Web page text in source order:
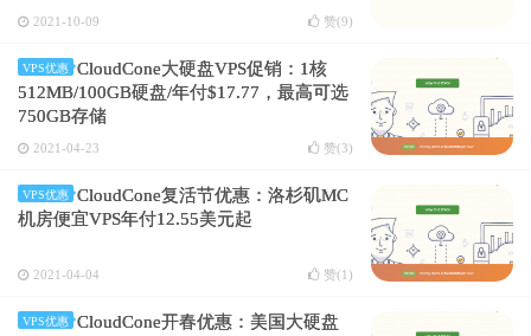
2021-10-09 赞(9)
VPS优惠
CloudCone大硬盘VPS促销：1核
512MB/100GB硬盘/年付$17.77，最高可选
750GB存储
2021-04-23 赞(3)
VPS优惠
CloudCone复活节优惠：洛杉矶MC
机房便宜VPS年付12.55美元起
2021-04-04 赞(1 )
VPS优惠
CloudCone开春优惠：美国大硬盘